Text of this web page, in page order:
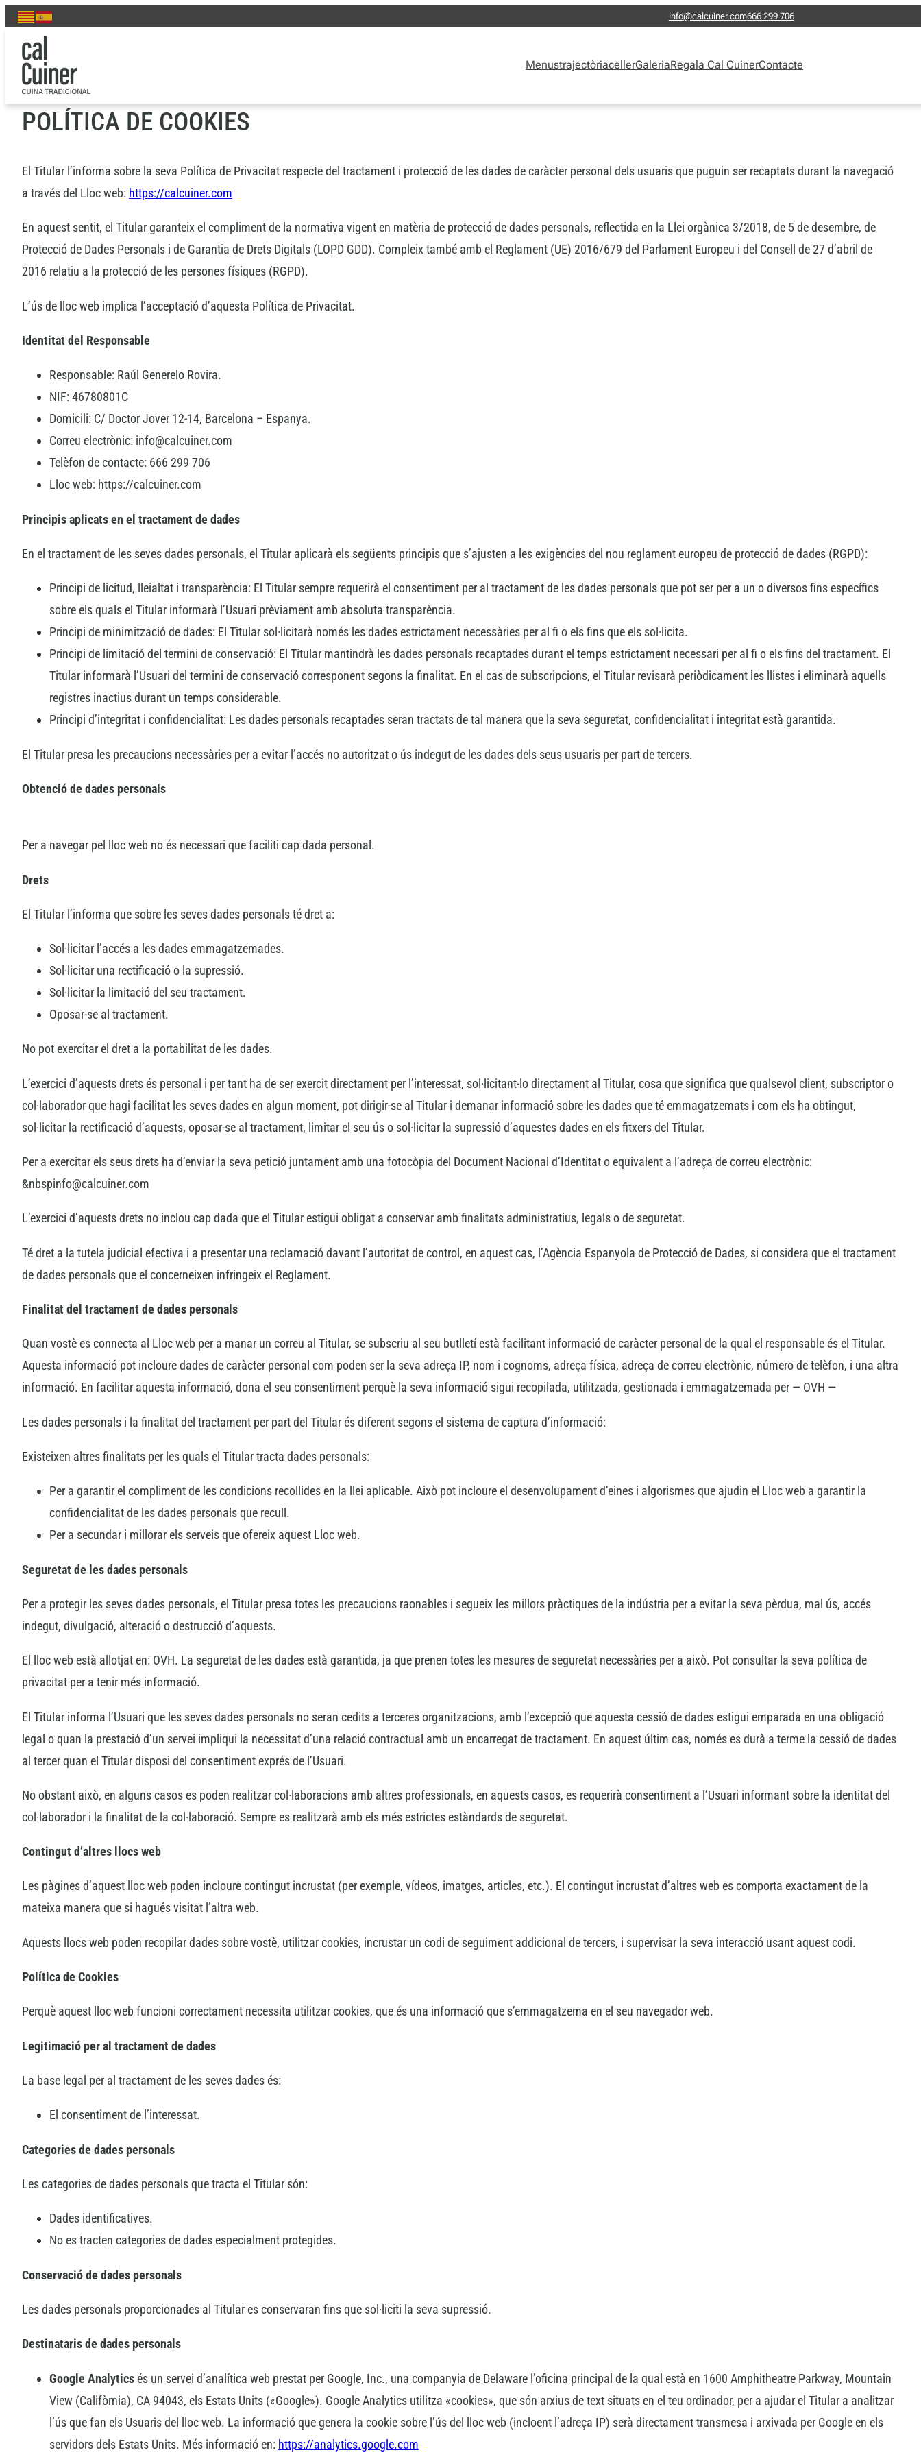
Vés
contingut
info@calcuiner.com666 299 706
MenustrajectòriacellerGaleriaRegala Cal CuinerContacte
POLÍTICA DE PRIVACITAT
POLÍTICA DE COOKIES
El Titular l’informa sobre la seva Política de Privacitat respecte del tractament i protecció de les dades de caràcter personal dels usuaris que puguin ser recaptats durant la navegació
a través del Lloc web: https://calcuiner.com
En aquest sentit, el Titular garanteix el compliment de la normativa vigent en matèria de protecció de dades personals, reflectida en la Llei orgànica 3/2018, de 5 de desembre, de
Protecció de Dades Personals i de Garantia de Drets Digitals (LOPD GDD). Compleix també amb el Reglament (UE) 2016/679 del Parlament Europeu i del Consell de 27 d’abril de
2016 relatiu a la protecció de les persones físiques (RGPD).
L’ús de lloc web implica l’acceptació d’aquesta Política de Privacitat.
Identitat del Responsable
Responsable: Raúl Generelo Rovira.
NIF: 46780801C
Domicili: C/ Doctor Jover 12-14, Barcelona – Espanya.
Correu electrònic: info@calcuiner.com
Telèfon de contacte: 666 299 706
Lloc web: https://calcuiner.com
Principis aplicats en el tractament de dades
En el tractament de les seves dades personals, el Titular aplicarà els següents principis que s’ajusten a les exigències del nou reglament europeu de protecció de dades (RGPD):
Principi de licitud, lleialtat i transparència: El Titular sempre requerirà el consentiment per al tractament de les dades personals que pot ser per a un o diversos fins específics
sobre els quals el Titular informarà l’Usuari prèviament amb absoluta transparència.
Principi de minimització de dades: El Titular sol·licitarà només les dades estrictament necessàries per al fi o els fins que els sol·licita.
Principi de limitació del termini de conservació: El Titular mantindrà les dades personals recaptades durant el temps estrictament necessari per al fi o els fins del tractament. El
Titular informarà l’Usuari del termini de conservació corresponent segons la finalitat. En el cas de subscripcions, el Titular revisarà periòdicament les llistes i eliminarà aquells
registres inactius durant un temps considerable.
Principi d’integritat i confidencialitat: Les dades personals recaptades seran tractats de tal manera que la seva seguretat, confidencialitat i integritat està garantida.
El Titular presa les precaucions necessàries per a evitar l’accés no autoritzat o ús indegut de les dades dels seus usuaris per part de tercers.
Obtenció de dades personals
Per a navegar pel lloc web no és necessari que faciliti cap dada personal.
Drets
El Titular l’informa que sobre les seves dades personals té dret a:
Sol·licitar l’accés a les dades emmagatzemades.
Sol·licitar una rectificació o la supressió.
Sol·licitar la limitació del seu tractament.
Oposar-se al tractament.
No pot exercitar el dret a la portabilitat de les dades.
L’exercici d’aquests drets és personal i per tant ha de ser exercit directament per l’interessat, sol·licitant-lo directament al Titular, cosa que significa que qualsevol client, subscriptor o
col·laborador que hagi facilitat les seves dades en algun moment, pot dirigir-se al Titular i demanar informació sobre les dades que té emmagatzemats i com els ha obtingut,
sol·licitar la rectificació d’aquests, oposar-se al tractament, limitar el seu ús o sol·licitar la supressió d’aquestes dades en els fitxers del Titular.
Per a exercitar els seus drets ha d’enviar la seva petició juntament amb una fotocòpia del Document Nacional d’Identitat o equivalent a l’adreça de correu electrònic:
&nbspinfo@calcuiner.com
L’exercici d’aquests drets no inclou cap dada que el Titular estigui obligat a conservar amb finalitats administratius, legals o de seguretat.
Té dret a la tutela judicial efectiva i a presentar una reclamació davant l’autoritat de control, en aquest cas, l’Agència Espanyola de Protecció de Dades, si considera que el tractament
de dades personals que el concerneixen infringeix el Reglament.
Finalitat del tractament de dades personals
Quan vostè es connecta al Lloc web per a manar un correu al Titular, se subscriu al seu butlletí està facilitant informació de caràcter personal de la qual el responsable és el Titular.
Aquesta informació pot incloure dades de caràcter personal com poden ser la seva adreça IP, nom i cognoms, adreça física, adreça de correu electrònic, número de telèfon, i una altra
informació. En facilitar aquesta informació, dona el seu consentiment perquè la seva informació sigui recopilada, utilitzada, gestionada i emmagatzemada per — OVH —
Les dades personals i la finalitat del tractament per part del Titular és diferent segons el sistema de captura d’informació:
Existeixen altres finalitats per les quals el Titular tracta dades personals:
Per a garantir el compliment de les condicions recollides en la llei aplicable. Això pot incloure el desenvolupament d’eines i algorismes que ajudin el Lloc web a garantir la
confidencialitat de les dades personals que recull.
Per a secundar i millorar els serveis que ofereix aquest Lloc web.
Seguretat de les dades personals
Per a protegir les seves dades personals, el Titular presa totes les precaucions raonables i segueix les millors pràctiques de la indústria per a evitar la seva pèrdua, mal ús, accés
indegut, divulgació, alteració o destrucció d’aquests.
El lloc web està allotjat en: OVH. La seguretat de les dades està garantida, ja que prenen totes les mesures de seguretat necessàries per a això. Pot consultar la seva política de
privacitat per a tenir més informació.
El Titular informa l’Usuari que les seves dades personals no seran cedits a terceres organitzacions, amb l’excepció que aquesta cessió de dades estigui emparada en una obligació
legal o quan la prestació d’un servei impliqui la necessitat d’una relació contractual amb un encarregat de tractament. En aquest últim cas, només es durà a terme la cessió de dades
al tercer quan el Titular disposi del consentiment exprés de l’Usuari.
No obstant això, en alguns casos es poden realitzar col·laboracions amb altres professionals, en aquests casos, es requerirà consentiment a l’Usuari informant sobre la identitat del
col·laborador i la finalitat de la col·laboració. Sempre es realitzarà amb els més estrictes estàndards de seguretat.
Contingut d’altres llocs web
Les pàgines d’aquest lloc web poden incloure contingut incrustat (per exemple, vídeos, imatges, articles, etc.). El contingut incrustat d’altres web es comporta exactament de la
mateixa manera que si hagués visitat l’altra web.
Aquests llocs web poden recopilar dades sobre vostè, utilitzar cookies, incrustar un codi de seguiment addicional de tercers, i supervisar la seva interacció usant aquest codi.
Política de Cookies
Perquè aquest lloc web funcioni correctament necessita utilitzar cookies, que és una informació que s’emmagatzema en el seu navegador web.
Legitimació per al tractament de dades
La base legal per al tractament de les seves dades és:
El consentiment de l’interessat.
Categories de dades personals
Les categories de dades personals que tracta el Titular són:
Dades identificatives.
No es tracten categories de dades especialment protegides.
Conservació de dades personals
Les dades personals proporcionades al Titular es conservaran fins que sol·liciti la seva supressió.
Destinataris de dades personals
Google Analyticsés un servei d’analítica web prestat per Google, Inc., una companyia de Delaware l’oficina principal de la qual està en 1600 Amphitheatre Parkway, Mountain
View (Califòrnia), CA 94043, els Estats Units («Google»). Google Analytics utilitza «cookies», que són arxius de text situats en el teu ordinador, per a ajudar el Titular a analitzar
l’ús que fan els Usuaris del lloc web. La informació que genera la cookie sobre l’ús del lloc web (incloent l’adreça IP) serà directament transmesa i arxivada per Google en els
servidors dels Estats Units. Més informació en: https://analytics.google.com